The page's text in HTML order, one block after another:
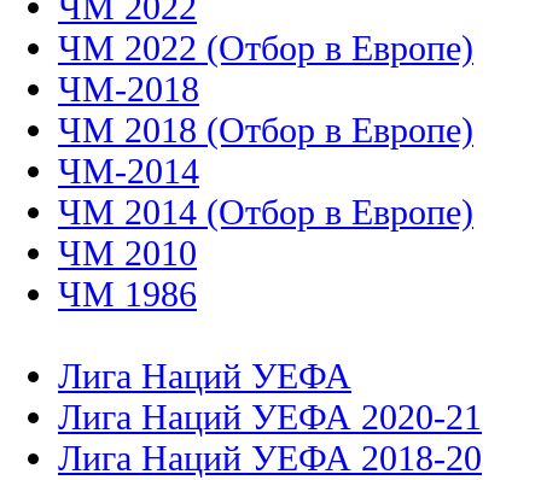
ЧМ 2022 (Отбор в Европе)
ЧМ-2018
ЧМ 2018 (Отбор в Европе)
ЧМ-2014
ЧМ 2014 (Отбор в Европе)
ЧМ 2010
ЧМ 1986
Лига Наций УЕФА
Лига Наций УЕФА 2020-21
Лига Наций УЕФА 2018-20